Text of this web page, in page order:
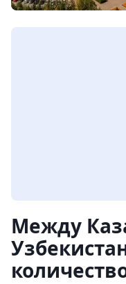
Между